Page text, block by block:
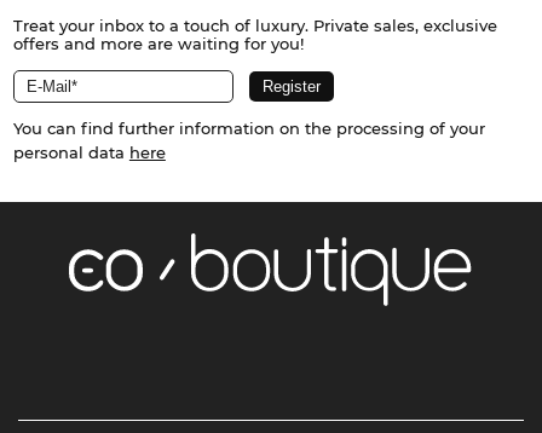
Treat your inbox to a touch of luxury. Private sales, exclusive
offers and more are waiting for you!
You can find further information on the processing of your
personal data here